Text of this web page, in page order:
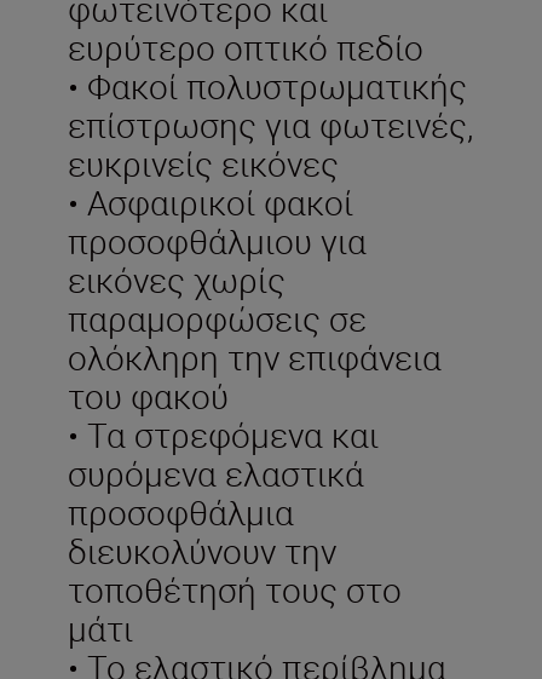
ευρύτερο οπτικό πεδίο
• Φακοί πολυστρωματικής
επίστρωσης για φωτεινές,
ευκρινείς εικόνες
• Ασφαιρικοί φακοί
προσοφθάλμιου για
εικόνες χωρίς
παραμορφώσεις σε
ολόκληρη την επιφάνεια
του φακού
• Τα στρεφόμενα και
συρόμενα ελαστικά
προσοφθάλμια
διευκολύνουν την
τοποθέτησή τους στο
μάτι
• Το ελαστικό περίβλημα